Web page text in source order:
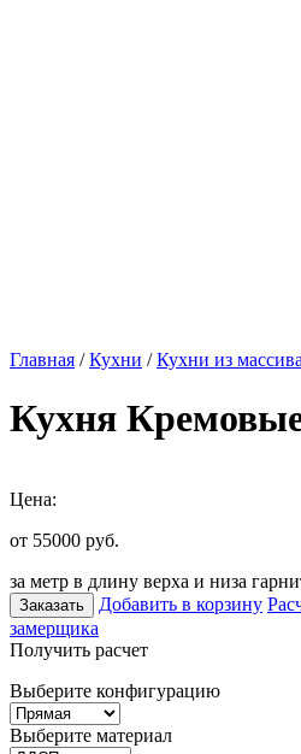
Главная /Кухни /Кухни из массива
Кухня
Цена:
от 55000 руб.
за метр в длину верха и низа
Заказать Добавить в корзину
замерщика
Получить расчет
Выберите конфигурацию
Выберите материал